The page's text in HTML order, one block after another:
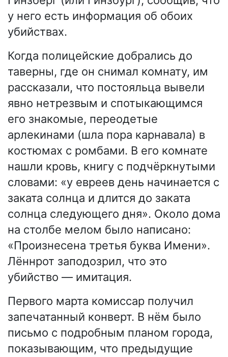
у него есть информация об обоих
убийствах.
Когда полицейские добрались до
таверны, где он снимал комнату, им
рассказали, что постояльца вывели
явно нетрезвым и спотыкающимся
его знакомые, переодетые
арлекинами (шла пора карнавала) в
костюмах с ромбами. В его комнате
нашли кровь, книгу с подчёркнутыми
словами: «у евреев день начинается с
заката солнца и длится до заката
солнца следующего дня». Около дома
на столбе мелом было написано:
«Произнесена третья буква Имени».
Лённрот заподозрил, что это
убийство — имитация.
Первого марта комиссар получил
запечатанный конверт. В нём было
письмо с подробным планом города,
показывающим, что предыдущие